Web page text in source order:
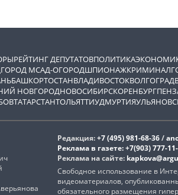
РЕЙТИНГ ДЕПУТАТОВПОЛИТИКА
ГОРОД МСАД-ОГОРОДШПИОНАЖКРИМИНАЛ
БАШКОРТОСТАНВЛАДИВОСТОКВОЛГОГРАД
НОВГОРОДНОВОСИБИРСКОРЕНБУРГ
ТАТАРСТАНТОЛЬЯТТИУДМУРТИЯ
Редакция:+7 (495) 981-68-36/
Реклама в газете:+7(903) 777-
Реклама на сайте:
Свободное использование в
видеоматериалов,
обязательного размещения